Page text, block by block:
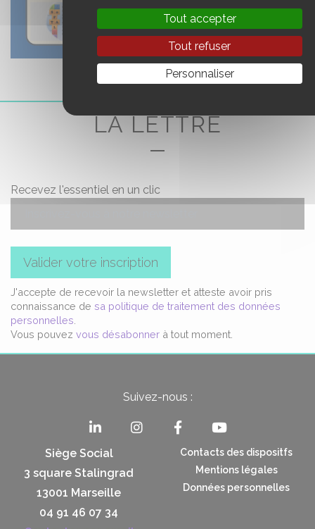
LA LETTRE
Recevez l'essentiel en un clic
Valider votre inscription
J'accepte de recevoir la newsletter et atteste avoir pris
connaissance de sa politique de traitement des données
personnelles
Vous pouvez vous désabonner à tout moment.
Suivez-nous :
Siège Social
3 square Stalingrad
13001 Marseille
04 91 46 07 34
Contacts des dispositfs
Mentions légales
Données personnelles
Tout accepter
Tout refuser
Personnaliser